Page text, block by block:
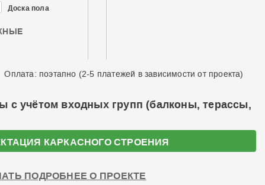
Доска пола
Оплата: поэтапно (2-5 платежей в зависимости от проекта)
с учётом входных групп (балконы, терассы,
КАРКАСНОГО СТРОЕНИЯ
ПОДРОБНЕЕ О ПРОЕКТЕ